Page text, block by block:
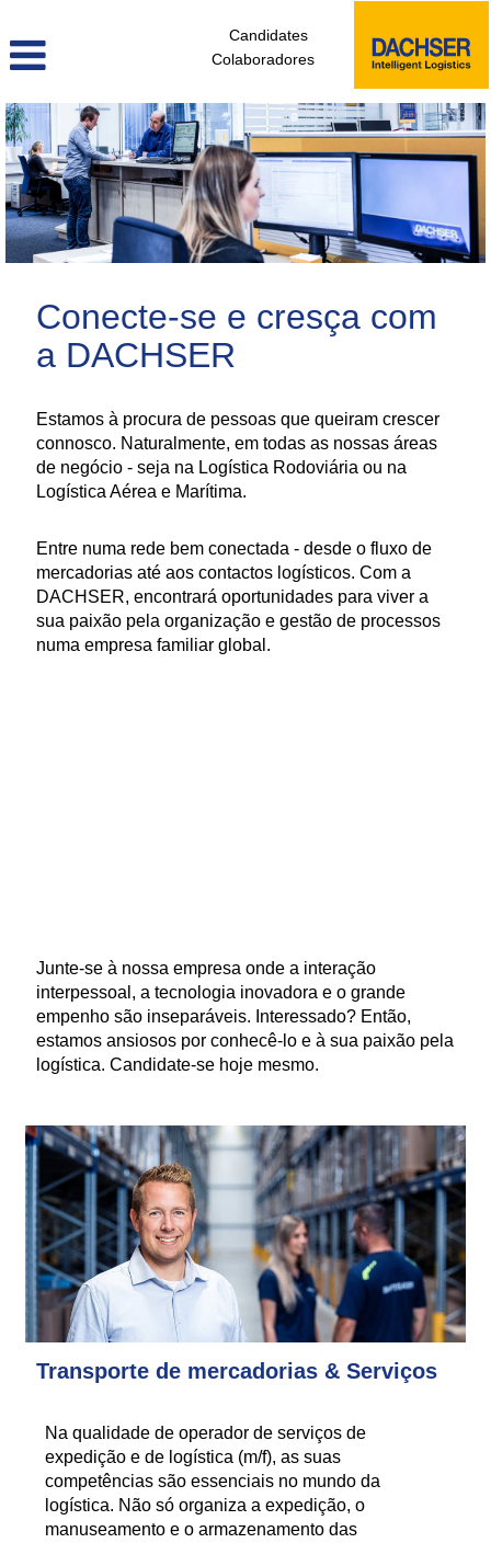
Candidates
Colaboradores
administrativos_e_tecnicos_de_logistica_pt
Conecte-se e cresça com
a DACHSER
Estamos à procura de pessoas que queiram crescer
connosco. Naturalmente, em todas as nossas áreas
de negócio - seja na Logística Rodoviária ou na
Logística Aérea e Marítima.
Entre numa rede bem conectada - desde o fluxo de
mercadorias até aos contactos logísticos. Com a
DACHSER, encontrará oportunidades para viver a
sua paixão pela organização e gestão de processos
numa empresa familiar global.
Junte-se à nossa empresa onde a interação
interpessoal, a tecnologia inovadora e o grande
empenho são inseparáveis. Interessado? Então,
estamos ansiosos por conhecê-lo e à sua paixão pela
logística. Candidate-se hoje mesmo.
Transporte de mercadorias & Serviços
Na qualidade de operador de serviços de
expedição e de logística (m/f), as suas
competências são essenciais no mundo da
logística. Não só organiza a expedição, o
manuseamento e o armazenamento das